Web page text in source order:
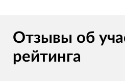
Отзывы об
рейтинга